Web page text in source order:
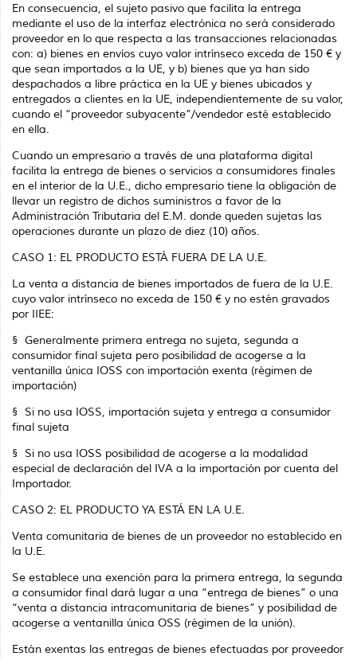
En consecuencia, el sujeto pasivo que facilita la entrega
mediante el uso de la interfaz electrónica no será considerado
proveedor en lo que respecta a las transacciones relacio­nadas
con: a) bienes en envíos cuyo valor intrínseco exceda de 150 € y
que sean impor­tados a la UE, y b) bienes que ya han sido
despachados a libre práctica en la UE y bienes ubicados y
entregados a clientes en la UE, independientemente de su valor,
cuando el “pro­veedor subyacente”/vendedor esté establecido
en ella.
Cuando un empresario a través de una plataforma digital
facilita la entrega de bienes o servicios a consumidores finales
en el interior de la U.E., dicho empresario tiene la obligación de
llevar un registro de dichos suministros a favor de la
Administración Tributaria del E.M. donde queden sujetas las
operaciones durante un plazo de diez (10) años.
CASO 1: EL PRODUCTO ESTÁ FUERA DE LA U.E.
La venta a distancia de bienes importados de fuera de la U.E.
cuyo valor intrínseco no exceda de 150 € y no estén gravados
por IIEE:
§ Generalmente primera entrega no sujeta, segunda a
consumidor final sujeta pero posibilidad de acogerse a la
ventanilla única IOSS con importación exenta (régimen de
importación)
§ Si no usa IOSS, importación sujeta y entrega a consumidor
final sujeta
§ Si no usa IOSS posibilidad de acogerse a la modalidad
especial de declaración del IVA a la importación por cuenta del
Importador.
CASO 2: EL PRODUCTO YA ESTÁ EN LA U.E.
Venta comunitaria de bienes de un proveedor no establecido en
la U.E.
Se establece una exención para la primera entrega, la segunda
a consumidor final dará lugar a una “entrega de bienes” o una
“venta a distancia intracomunitaria de bienes” y posibilidad de
acogerse a ventanilla única OSS (régimen de la unión).
Están exentas las entregas de bienes efectuadas por proveedor